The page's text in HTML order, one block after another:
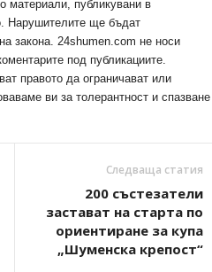
материали, публикувани в
Нарушителите ще бъдат
закона. 24shumen.com не носи
под публикациите.
правото да ограничават или
ви за толерантност и спазване
Следваща статия
200 състезатели
застават на старта по
ориентиране за купа
„Шуменска крепост“